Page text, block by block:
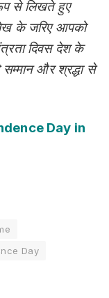
से लिखते हुए
के जरिए आपको
दिवस देश के
और श्रद्धा से
Day in
Day